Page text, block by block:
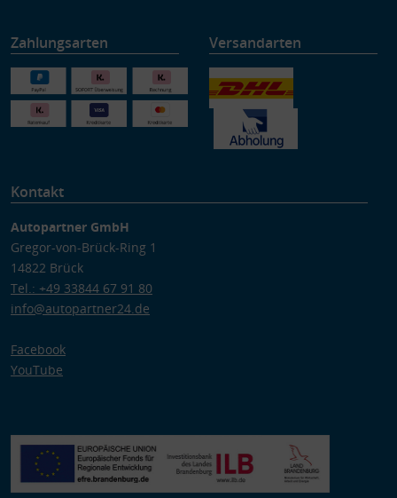
Zahlungsarten Versandarten
Kontakt
Autopartner GmbH
Gregor-von-Brück-Ring 1
14822 Brück
Tel.: +49 33844 67 91 80
info@autopartner24.de
Facebook
YouTube